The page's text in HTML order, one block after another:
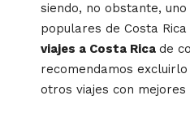
siendo, no obstante,
populares de Costa
viajes a Costa Rica de
recomendamos
otros viajes con mejores